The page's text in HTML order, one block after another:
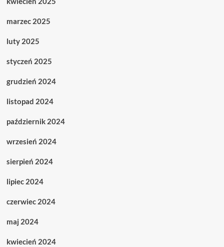
marzec 2025
luty 2025
styczeń 2025
grudzień 2024
listopad 2024
październik 2024
wrzesień 2024
sierpień 2024
lipiec 2024
czerwiec 2024
maj 2024
kwiecień 2024